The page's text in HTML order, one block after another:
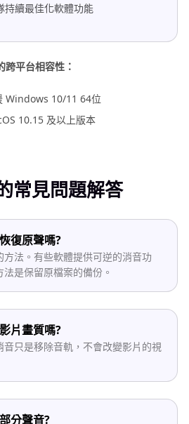
持續最佳化軟體功能
平台相容性：
Windows 10/11 64位
10.15 及以上版本
常見問題解答
復原聲嗎?
方法。有些軟體提供可逆的消音功
是保留原檔案的備份。
片畫質嗎?
音只是移除音軌，不會改變影片的視
分聲音?